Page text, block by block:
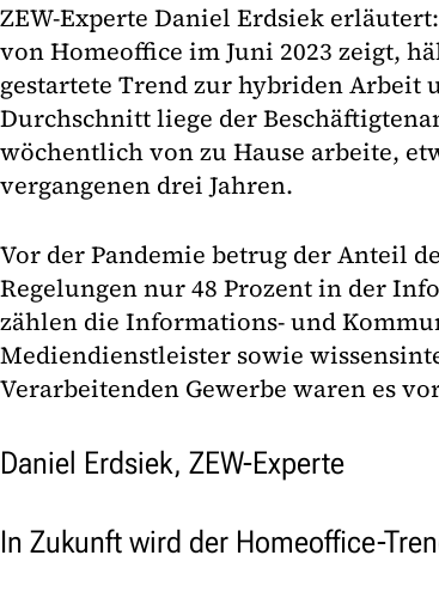
ZEW-Experte Daniel Erdsiek
von Homeoffice im Juni 2023 zeigt,
gestartete Trend zur hybriden Arbeit
Durchschnitt liege der
wöchentlich von zu Hause arbeite,
vergangenen drei Jahren.
Vor der Pandemie betrug der Anteil
Regelungen nur 48 Prozent in der
zählen die Informations- und
Mediendienstleister sowie
Verarbeitenden Gewerbe waren es
Daniel Erdsiek, ZEW-Experte
In Zukunft wird der Homeoffice-